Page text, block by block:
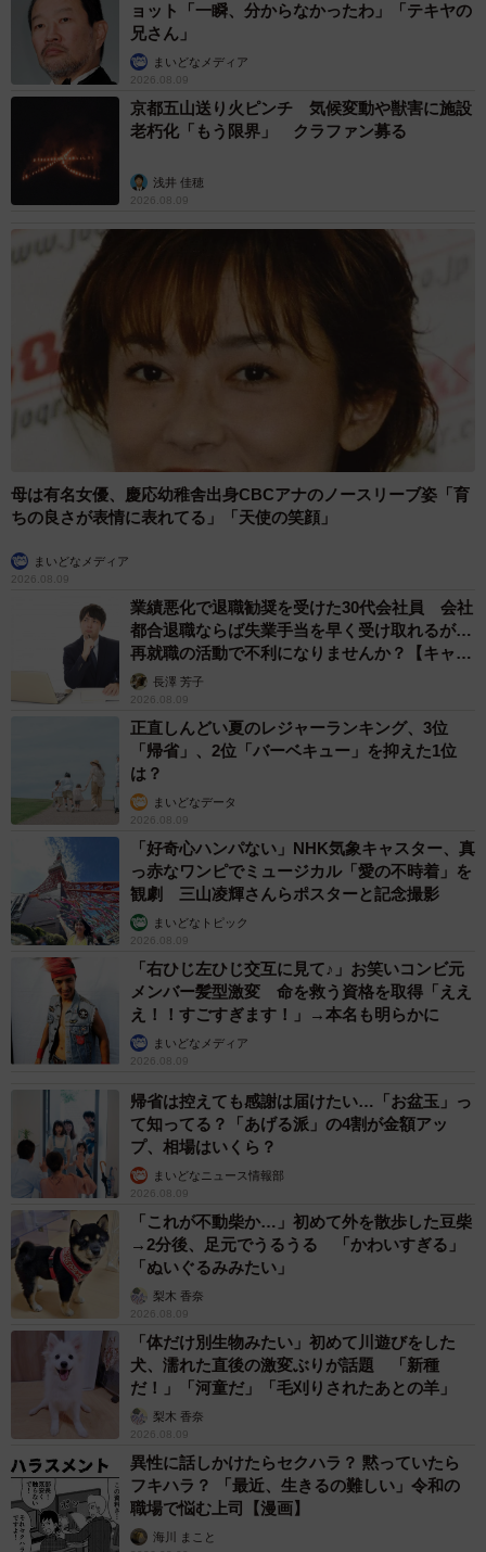
「あった〜、良かった」＝おあげさん（@oage_cat）提供
「なんだ、ここにあったじゃない！」と、再び遊び出した
おあげちゃん。ゴムが見つかってよかったですね！
なんか被せられた＝おあげさん（@oage_cat）提供
ョット「一瞬、分からなかったわ」「テキヤの
兄さん」
まいどなメディア
2026.08.09
京都五山送り火ピンチ 気候変動や獣害に施設
老朽化「もう限界」 クラファン募る
浅井 佳穂
2026.08.09
母は有名女優、慶応幼稚舎出身CBCアナのノースリーブ姿「育
ちの良さが表情に表れてる」「天使の笑顔」
まいどなメディア
2026.08.09
業績悪化で退職勧奨を受けた30代会社員 会社
都合退職ならば失業手当を早く受け取れるが…
再就職の活動で不利になりませんか？【キャリ
アカウンセラーが解説】
長澤 芳子
2026.08.09
正直しんどい夏のレジャーランキング、3位
「帰省」、2位「バーベキュー」を抑えた1位
は？
まいどなデータ
2026.08.09
「好奇心ハンパない」NHK気象キャスター、真
っ赤なワンピでミュージカル「愛の不時着」を
観劇 三山凌輝さんらポスターと記念撮影
まいどなトピック
2026.08.09
「右ひじ左ひじ交互に見て♪」お笑いコンビ元
メンバー髪型激変 命を救う資格を取得「ええ
え！！すごすぎます！」→本名も明らかに
まいどなメディア
2026.08.09
帰省は控えても感謝は届けたい…「お盆玉」っ
て知ってる？「あげる派」の4割が金額アッ
プ、相場はいくら？
まいどなニュース情報部
2026.08.09
「これが不動柴か…」初めて外を散歩した豆柴
→2分後、足元でうるうる 「かわいすぎる」
「ぬいぐるみみたい」
梨木 香奈
2026.08.09
「体だけ別生物みたい」初めて川遊びをした
犬、濡れた直後の激変ぶりが話題 「新種
だ！」「河童だ」「毛刈りされたあとの羊」
梨木 香奈
2026.08.09
異性に話しかけたらセクハラ？ 黙っていたら
フキハラ？ 「最近、生きるの難しい」令和の
職場で悩む上司【漫画】
海川 まこと